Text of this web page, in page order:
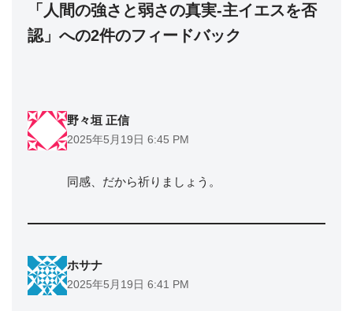
「人間の強さと弱さの真実-主イエスを否
認」への2件のフィードバック
野々垣 正信
2025年5月19日 6:45 PM
同感、だから祈りましょう。
ホサナ
2025年5月19日 6:41 PM